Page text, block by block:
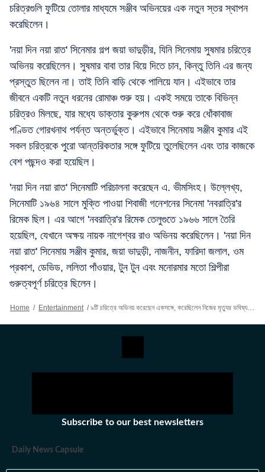
চরিত্রগুলি ফুটিয়ে তোলার মাধ্যমে সঞ্জীব অভিনয়ের এক নতুন স্তর স্থাপন
করেছিলেন।
'নয়া দিন নয়া রাত' সিনেমার গল্প জয়া ভাদুড়ীর, যিনি সিনেমায় সুষমার চরিত্রে
অভিনয় করেছিলেন। সুষমার বাবা তার বিয়ে দিতে চান, কিন্তু তিনি এর জন্য
প্রস্তুত ছিলেন না। তাই তিনি বাড়ি থেকে পালিয়ে যান। এইভাবে তার
জীবনে একটি নতুন ধরনের রোমাঞ্চ শুরু হয়। একই সময়ে তাকে বিভিন্ন
চরিত্রও মিলছে, যার মধ্যে ডাক্তার কুরুপম থেকে শুরু করে ধোঁকাবাজ
পণ্ডিত গোরখনাথ পর্যন্ত অন্তর্ভুক্ত। এইভাবে সিনেমায় সঞ্জীব কুমার এই
সকল চরিত্রকে পুরো আন্তরিকতার সঙ্গে ফুটিয়ে তুলেছিলেন এবং তার কাজকে
বেশ পছন্দও করা হয়েছিল।
'নয়া দিন নয়া রাত' সিনেমাটি পরিচালনা করেছেন এ. ভীমসিংহ। উল্লেখ্য,
সিনেমাটি ১৯৬৪ সালে মুক্তি পাওয়া শিবাজী গনেশনের সিনেমা 'নবরাত্রি'র
রিমেক ছিল। এর আগে 'নবরাত্রি'র রিমেক তেলুগুতে ১৯৬৬ সালে তৈরি
হয়েছিল, যেখানে অক্ষয় নায়ক নাগেশ্বর রাও অভিনয় করেছিলেন। 'নয়া দিন
নয়া রাত' সিনেমায় সঞ্জীব কুমার, জয়া ভাদুড়ী, নাজনীন, ফারিদা জলাল, ওম
প্রকাশ, ডেভিড, ললিতা পাঁওয়ার, টুন টুন এবং মনোরমার মতো শিল্পীরা
গুরুত্বপূর্ণ চরিত্রে ছিলেন।
Home / Entertainment / ৯টি চরিত্রে অভিনয় করেছেন একসঙ্গে, করেছিলেন নিজের মৃত্যুর ভবিষ্যদ্বাণী, জানেন কে?
Subscribe to our best newsletters
Daily News Capsule